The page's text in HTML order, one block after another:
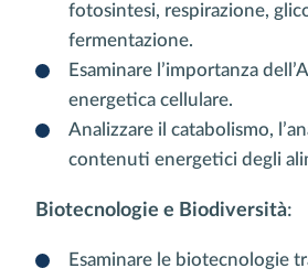
fotosintesi, respirazione,
fermentazione.
Esaminare l’importanza
energetica cellulare.
Analizzare il catabolismo,
contenuti energetici degli
Biotecnologie e Biodiversità:
Esaminare le biotecnologie